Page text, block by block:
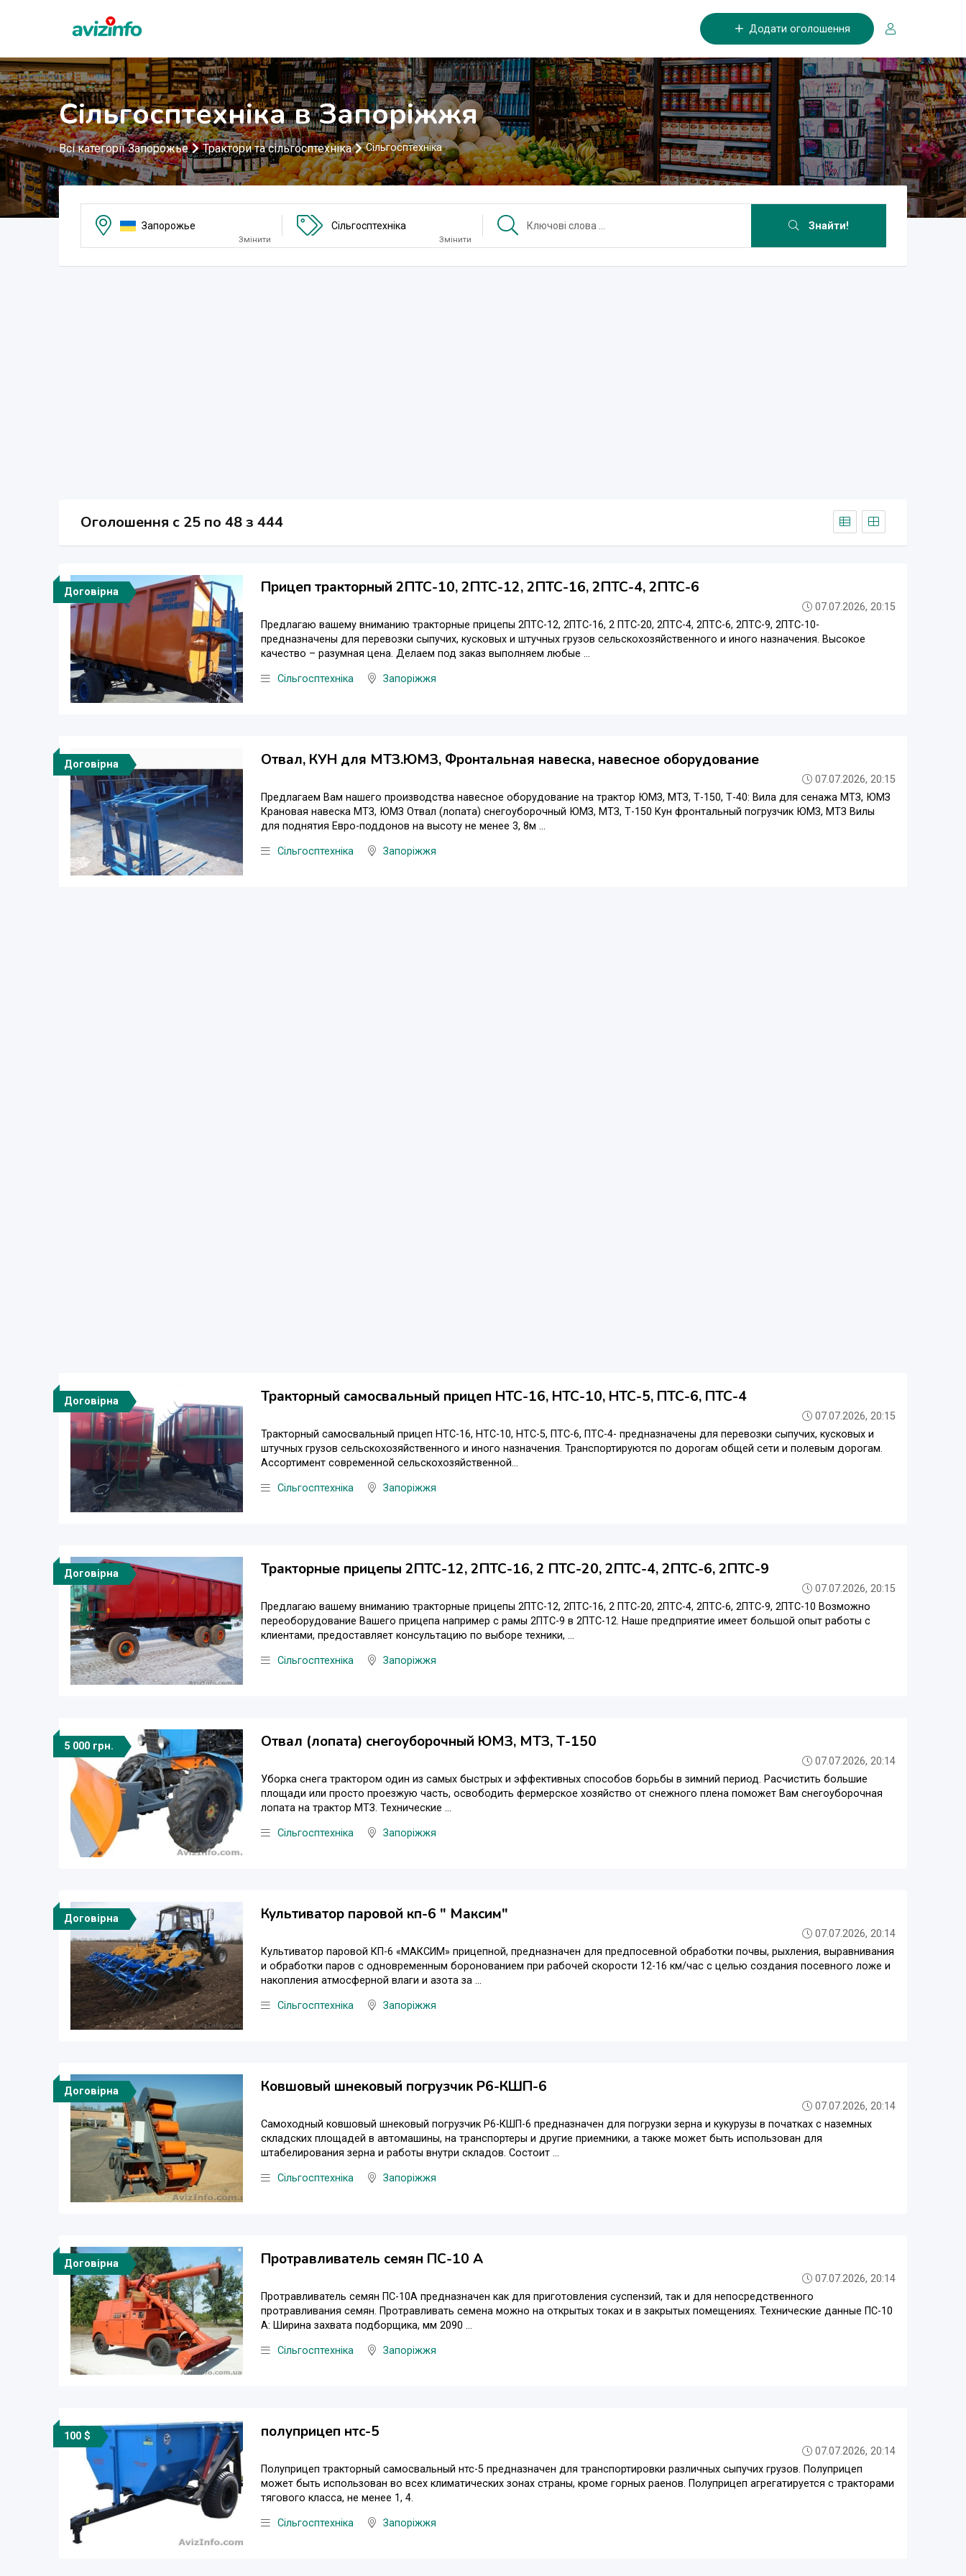
Додати оголошення
Сільгосптехніка в Запоріжжя
Всі категорії Запорожье Трактори та сільгосптехніка Сільгосптехніка
Запорожье
Змінити
Сільгосптехніка
Змінити
Знайти!
Оголошення c 25 по 48 з 444
Договірна Прицеп тракторный 2ПТС-10, 2ПТС-12, 2ПТС-16, 2ПТС-4, 2ПТС-6
07.07.2026, 20:15
Предлагаю вашему вниманию тракторные прицепы 2ПТС-12, 2ПТС-16, 2 ПТС-20, 2ПТС-4, 2ПТС-6, 2ПТС-9, 2ПТС-10-
предназначены для перевозки сыпучих, кусковых и штучных грузов сельскохозяйственного и иного назначения. Высокое
качество – разумная цена. Делаем под заказ выполняем любые ...
Сільгосптехніка Запоріжжя
Договірна Отвал, КУН для МТЗ.ЮМЗ, Фронтальная навеска, навесное оборудование
07.07.2026, 20:15
Предлагаем Вам нашего производства навесное оборудование на трактор ЮМЗ, МТЗ, Т-150, Т-40: Вила для сенажа МТЗ, ЮМЗ
Крановая навеска МТЗ, ЮМЗ Отвал (лопата) снегоуборочный ЮМЗ, МТЗ, Т-150 Кун фронтальный погрузчик ЮМЗ, МТЗ Вилы
для поднятия Евро-поддонов на высоту не менее 3, 8м ...
Сільгосптехніка Запоріжжя
Договірна Тракторный самосвальный прицеп НТС-16, НТС-10, НТС-5, ПТС-6, ПТС-4
07.07.2026, 20:15
Тракторный самосвальный прицеп НТС-16, НТС-10, НТС-5, ПТС-6, ПТС-4- предназначены для перевозки сыпучих, кусковых и
штучных грузов сельскохозяйственного и иного назначения. Транспортируются по дорогам общей сети и полевым дорогам.
Ассортимент современной сельскохозяйственной...
Сільгосптехніка Запоріжжя
Договірна Тракторные прицепы 2ПТС-12, 2ПТС-16, 2 ПТС-20, 2ПТС-4, 2ПТС-6, 2ПТС-9
07.07.2026, 20:15
Предлагаю вашему вниманию тракторные прицепы 2ПТС-12, 2ПТС-16, 2 ПТС-20, 2ПТС-4, 2ПТС-6, 2ПТС-9, 2ПТС-10 Возможно
переоборудование Вашего прицепа например с рамы 2ПТС-9 в 2ПТС-12. Наше предприятие имеет большой опыт работы с
клиентами, предоставляет консультацию по выборе техники, ...
Сільгосптехніка Запоріжжя
5 000 грн. Отвал (лопата) снегоуборочный ЮМЗ, МТЗ, Т-150
07.07.2026, 20:14
Уборка снега трактором один из самых быстрых и эффективных способов борьбы в зимний период. Расчистить большие
площади или просто проезжую часть, освободить фермерское хозяйство от снежного плена поможет Вам снегоуборочная
лопата на трактор МТЗ. Технические ...
Сільгосптехніка Запоріжжя
Договірна Культиватор паровой кп-6 " Максим"
07.07.2026, 20:14
Культиватор паровой КП-6 «МАКСИМ» прицепной, предназначен для предпосевной обработки почвы, рыхления, выравнивания
и обработки паров с одновременным боронованием при рабочей скорости 12-16 км/час с целью создания посевного ложе и
накопления атмосферной влаги и азота за ...
Сільгосптехніка Запоріжжя
Договірна Ковшовый шнековый погрузчик Р6-КШП-6
07.07.2026, 20:14
Самоходный ковшовый шнековый погрузчик Р6-КШП-6 предназначен для погрузки зерна и кукурузы в початках с наземных
складских площадей в автомашины, на транспортеры и другие приемники, а также может быть использован для
штабелирования зерна и работы внутри складов. Состоит ...
Сільгосптехніка Запоріжжя
Договірна Протравливатель семян ПС-10 А
07.07.2026, 20:14
Протравливатель семян ПС-10А предназначен как для приготовления суспензий, так и для непосредственного
протравливания семян. Протравливать семена можно на открытых токах и в закрытых помещениях. Технические данные ПС-10
A: Ширина захвата подборщика, мм 2090 ...
Сільгосптехніка Запоріжжя
100 $ полуприцеп нтс-5
07.07.2026, 20:14
Полуприцеп тракторный самосвальный нтс-5 предназначен для транспортировки различных сыпучих грузов. Полуприцеп
может быть использован во всех климатических зонах страны, кроме гoрных раенов. Полуприцеп агрегатируется с тракторами
тягового класса, не менее 1, 4.
Сільгосптехніка Запоріжжя